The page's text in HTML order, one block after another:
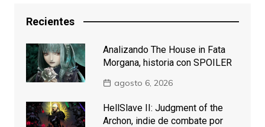
Recientes
Analizando The House in Fata
Morgana, historia con SPOILER
agosto 6, 2026
HellSlave II: Judgment of the
Archon, indie de combate por